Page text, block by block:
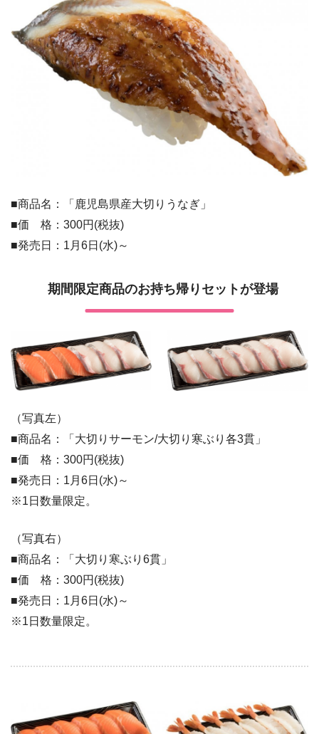
■商品名：「鹿児島県産大切りうなぎ」
■価 格：300円(税抜)
■発売日：1月6日(水)～
期間限定商品のお持ち帰りセットが登場
（写真左）
■商品名：「大切りサーモン/大切り寒ぶり各3貫」
■価 格：300円(税抜)
■発売日：1月6日(水)～
​※1日数量限定。
（写真右）
■商品名：「大切り寒ぶり6貫」
■価 格：300円(税抜)
■発売日：1月6日(水)～
​※1日数量限定。